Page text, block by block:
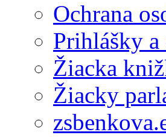
Ochrana
Prihlášky
Žiacka
Žiacky